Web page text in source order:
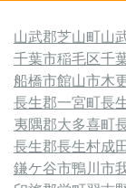
山武郡芝山町山
千葉市稲毛区千
船橋市館山市木
長生郡一宮町長
夷隅郡大多喜町
長生郡長生村成
鎌ケ谷市鴨川市